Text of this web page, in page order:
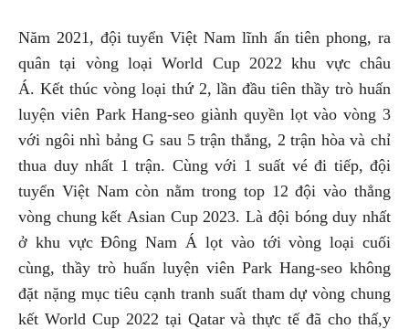
Năm 2021, đội tuyển Việt Nam lĩnh ấn tiên phong, ra
quân tại vòng loại World Cup 2022 khu vực châu
Á. Kết thúc vòng loại thứ 2, lần đầu tiên thầy trò huấn
luyện viên Park Hang-seo giành quyền lọt vào vòng 3
với ngôi nhì bảng G sau 5 trận thắng, 2 trận hòa và chỉ
thua duy nhất 1 trận. Cùng với 1 suất vé đi tiếp, đội
tuyển Việt Nam còn nằm trong top 12 đội vào thẳng
vòng chung kết Asian Cup 2023. Là đội bóng duy nhất
ở khu vực Đông Nam Á lọt vào tới vòng loại cuối
cùng, thầy trò huấn luyện viên Park Hang-seo không
đặt nặng mục tiêu cạnh tranh suất tham dự vòng chung
kết World Cup 2022 tại Qatar và thực tế đã cho thấ,y